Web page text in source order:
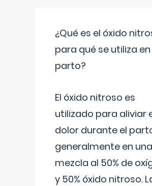
¿Qué es el óxido
para qué se utiliza en
parto?
El óxido nitroso es
utilizado para aliviar
dolor durante el
generalmente en una
mezcla al 50% de
y 50% óxido nitroso.